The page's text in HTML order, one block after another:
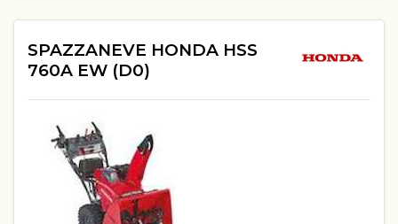
SPAZZANEVE HONDA HSS
760A EW (D0)